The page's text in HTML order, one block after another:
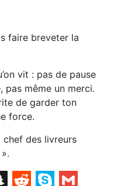
faire breveter la
vit : pas de pause
pas même un merci.
de garder ton
force.
des livreurs